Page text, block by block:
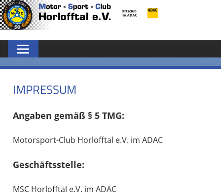
Zum
Inhalt
MSC
HORLOFFTAL
E.V.
IMPRESSUM
Angaben gemäß § 5 TMG:
Motorsport-Club Horlofftal e.V. im ADAC
Geschäftsstelle:
MSC Horlofftal e.V. im ADAC